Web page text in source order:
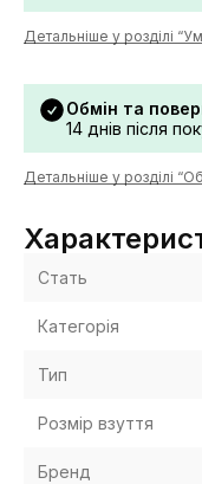
Детальніше у розділі
Обмін та
14 днів після
Детальніше у розділі
Стать
Категорія
Тип
Розмір взуття
Бренд